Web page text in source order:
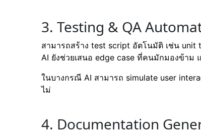
3. Testing & QA
สามารถสร้าง test script อัตโนมัติ เช่น
AI ยังช่วยเสนอ edge case ที่คนมักมองข้าม
ในบางกรณี AI สามารถ simulate user
ไม่
4. Documentation